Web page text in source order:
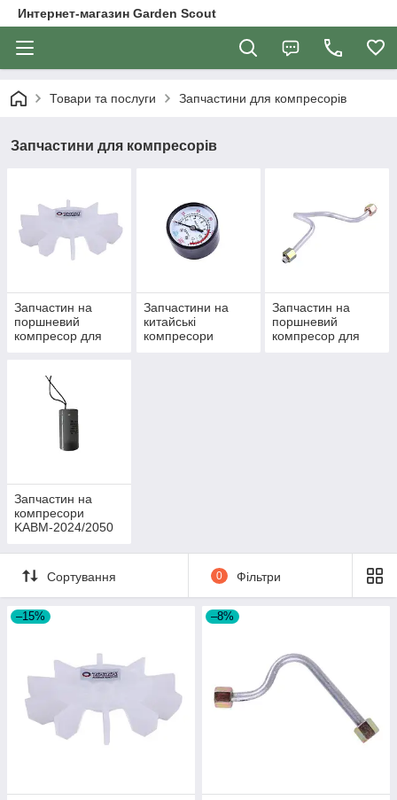
Интернет-магазин Garden Scout
Товари та послуги Запчастини для компресорів
Запчастини для компресорів
Запчастин на
поршневий
компресор для
Запчастини на
китайські
компресори
Запчастин на
поршневий
компресор для
Запчастин на
компресори
KABM-2024/2050
3050 KCN-2070A
Сортування
0 Фільтри
–15% –8%